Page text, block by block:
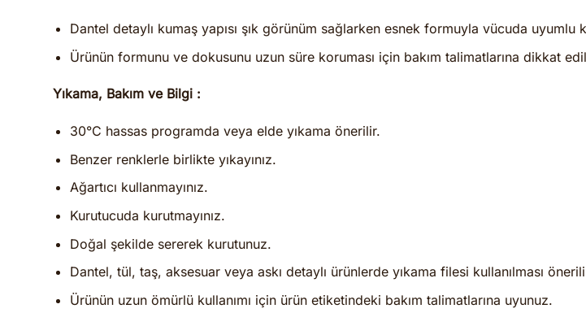
Dantel detaylı kumaş yapısı şık görünüm sağlarken esnek formuyla vücuda uyumlu
Ürünün formunu ve dokusunu uzun süre koruması için bakım talimatlarına dikkat
Yıkama, Bakım ve Bilgi :
30°C hassas programda veya elde yıkama önerilir.
Benzer renklerle birlikte yıkayınız.
Ağartıcı kullanmayınız.
Kurutucuda kurutmayınız.
Doğal şekilde sererek kurutunuz.
Dantel, tül, taş, aksesuar veya askı detaylı ürünlerde yıkama filesi kullanılması
Ürünün uzun ömürlü kullanımı için ürün etiketindeki bakım talimatlarına uyunuz.